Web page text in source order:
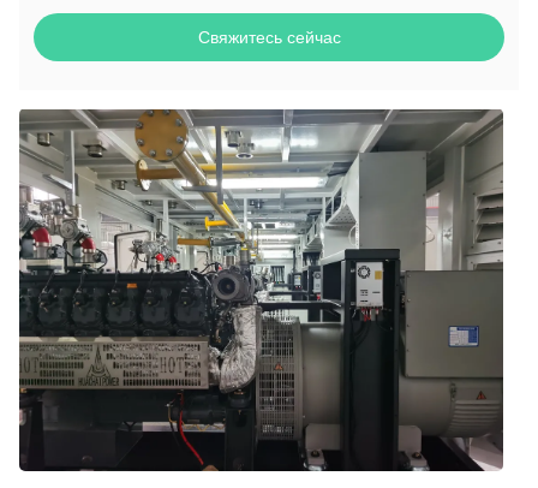
Свяжитесь сейчас